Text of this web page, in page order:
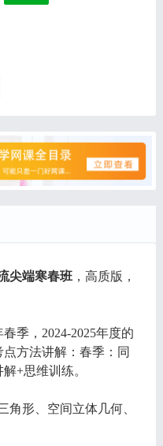
尖端寒春班，高质版，
季，2024-2025年度的
方法讲解：春季：同
+思维训练。
角形、空间立体几何、